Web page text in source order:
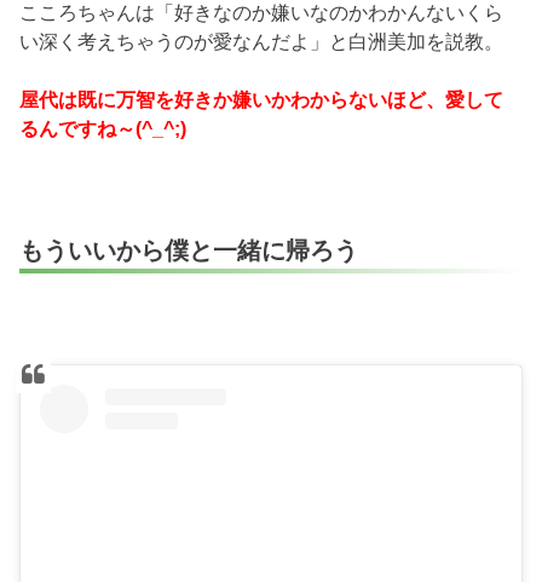
こころちゃんは「好きなのか嫌いなのかわかんないくら
い深く考えちゃうのが愛なんだよ」と白洲美加を説教。
屋代は既に万智を好きか嫌いかわからないほど、愛して
るんですね～(^_^;)
もういいから僕と一緒に帰ろう